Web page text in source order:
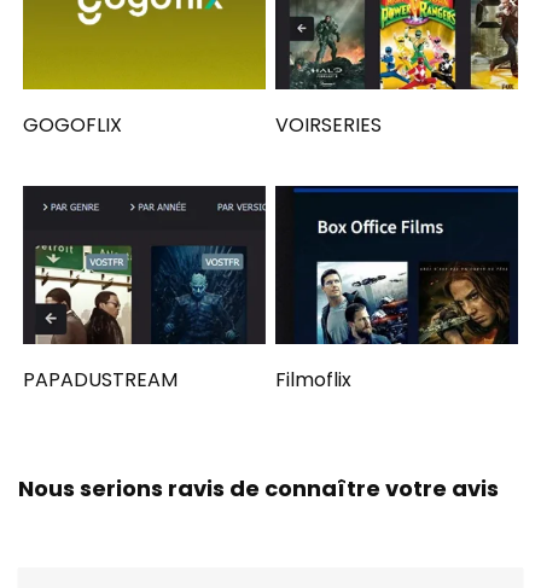
GOGOFLIX VOIRSERIES
PAPADUSTREAM Filmoflix
Nous serions ravis de connaître votre avis